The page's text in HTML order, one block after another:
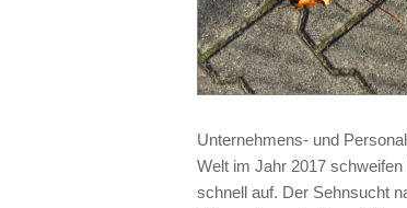
Unternehmens- und
Welt im Jahr 2017
schnell auf. Der Sehnsucht